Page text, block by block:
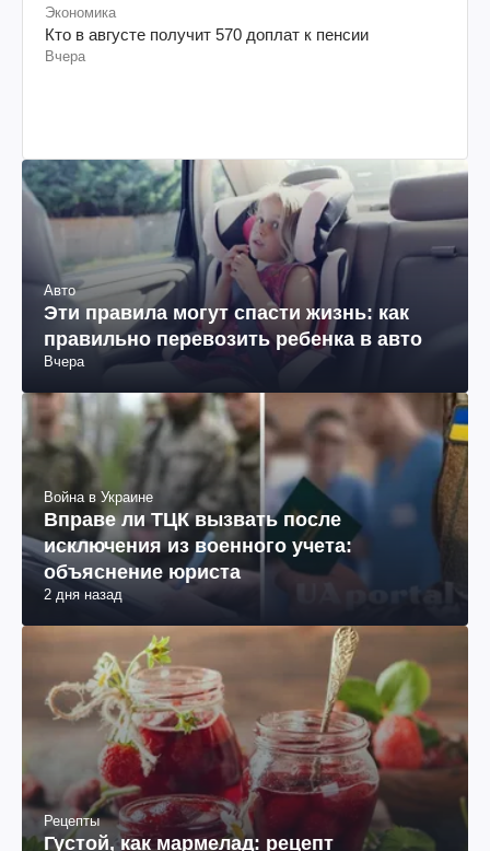
Экономика
Кто в августе получит 570 доплат к пенсии
Вчера
Авто
Эти правила могут спасти жизнь: как
правильно перевозить ребенка в авто
Вчера
Война в Украине
Вправе ли ТЦК вызвать после
исключения из военного учета:
объяснение юриста
2 дня назад
Рецепты
Густой, как мармелад: рецепт